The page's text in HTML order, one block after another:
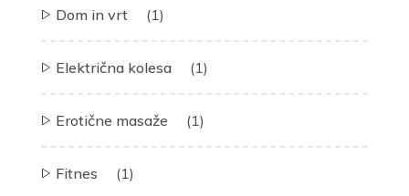
Dom in vrt (1)
Električna kolesa (1)
Erotične masaže (1)
Fitnes (1)